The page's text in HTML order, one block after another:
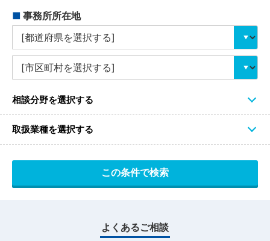
■ 事務所所在地
相談分野を選択する
取扱業種を選択する
よくあるご相談